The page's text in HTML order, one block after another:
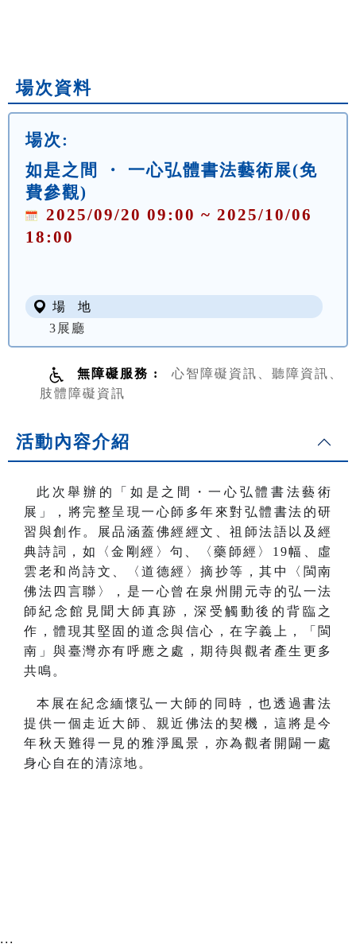
場次資料
場次:
如是之間 ・ 一心弘體書法藝術展(免
費參觀)
2025/09/20 09:00 ~ 2025/10/06
18:00
場 地
3展廳
無障礙服務 :
心智障礙資訊、聽障資訊、
肢體障礙資訊
活動內容介紹
此次舉辦的「如是之間・一心弘體書法藝術
展」，將完整呈現一心師多年來對弘體書法的研
習與創作。展品涵蓋佛經經文、祖師法語以及經
典詩詞，如〈金剛經〉句、〈藥師經〉19幅、虛
雲老和尚詩文、〈道德經〉摘抄等，其中〈閩南
佛法四言聯〉，是一心曾在泉州開元寺的弘一法
師紀念館見聞大師真跡，深受觸動後的背臨之
作，體現其堅固的道念與信心，在字義上，「閩
南」與臺灣亦有呼應之處，期待與觀者產生更多
共鳴。
本展在紀念緬懷弘一大師的同時，也透過書法
提供一個走近大師、親近佛法的契機，這將是今
年秋天難得一見的雅淨風景，亦為觀者開闢一處
身心自在的清涼地。